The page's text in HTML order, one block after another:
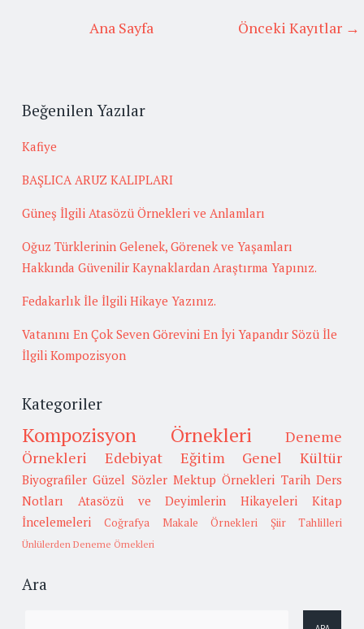
Önceki Kayıtlar →
Ana Sayfa
Beğenilen Yazılar
Kafiye
BAŞLICA ARUZ KALIPLARI
Güneş İlgili Atasözü Örnekleri ve Anlamları
Oğuz Türklerinin Gelenek, Görenek ve Yaşamları
Hakkında Güvenilir Kaynaklardan Araştırma Yapınız.
Fedakarlık İle İlgili Hikaye Yazınız.
Vatanını En Çok Seven Görevini En İyi Yapandır Sözü İle
İlgili Kompozisyon
Kategoriler
Kompozisyon Örnekleri
Deneme
Örnekleri
Edebiyat Eğitim Genel Kültür
Biyografiler Güzel Sözler Mektup Örnekleri Tarih Ders
Notları
Atasözü ve Deyimlerin Hikayeleri
Kitap
İncelemeleri
Coğrafya Makale Örnekleri Şiir Tahlilleri
Ünlülerden Deneme Örnekleri
Ara